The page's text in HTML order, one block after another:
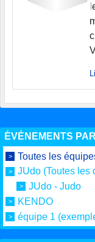
ÉVÉNEMENTS
Toutes les
JUdo (Toutes les
JUdo - Judo
KENDO
équipe 1